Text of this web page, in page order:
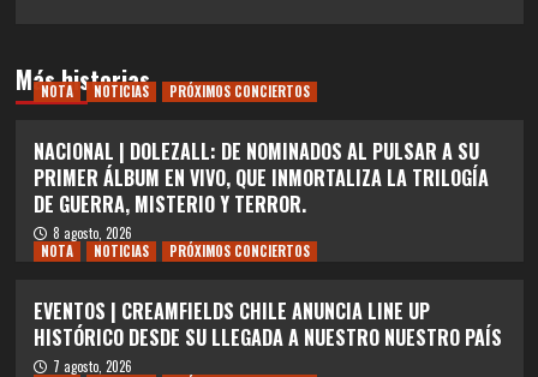
Más historias
NOTA NOTICIAS PRÓXIMOS CONCIERTOS
NACIONAL | DOLEZALL: DE NOMINADOS AL PULSAR A SU
PRIMER ÁLBUM EN VIVO, QUE INMORTALIZA LA TRILOGÍA
DE GUERRA, MISTERIO Y TERROR.
8 agosto, 2026
NOTA
NOTICIAS PRÓXIMOS CONCIERTOS
EVENTOS | CREAMFIELDS CHILE ANUNCIA LINE UP
HISTÓRICO DESDE SU LLEGADA A NUESTRO NUESTRO PAÍS
7 agosto, 2026